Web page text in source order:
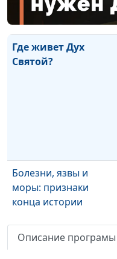
Где живет Дух
Святой?
Болезни, язвы и
моры: признаки
конца истории
Описание програмы